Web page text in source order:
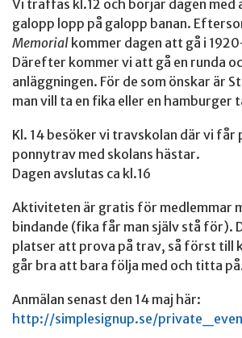
Vi träffas kl.12 och börjar dagen
galopp lopp på galopp banan.
Memorial kommer dagen att gå i
Därefter kommer vi att gå en runda
anläggningen. För de som önskar är
man vill ta en fika eller en hamburger
Kl. 14 besöker vi travskolan där vi får
ponnytrav med skolans hästar.
Dagen avslutas ca kl.16
Aktiviteten är gratis för medlemmar
bindande (fika får man själv stå för).
platser att prova på trav, så först till
går bra att bara följa med och titta
Anmälan senast den 14 maj här:
http://simplesignup.se/